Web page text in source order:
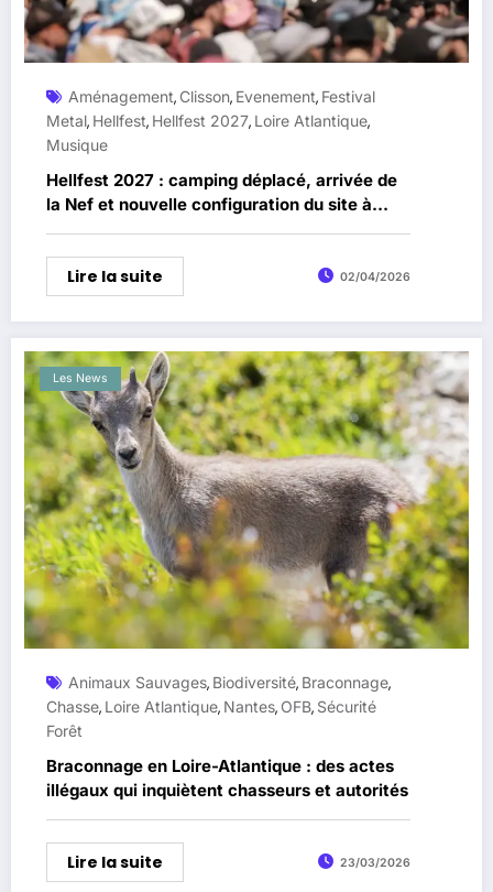
Aménagement, Clisson, Evenement, Festival
Metal, Hellfest, Hellfest 2027, Loire Atlantique,
Musique
Hellfest 2027 : camping déplacé, arrivée de
la Nef et nouvelle configuration du site à
Clisson
Lire la suite 02/04/2026
Les News
Animaux Sauvages, Biodiversité, Braconnage,
Chasse, Loire Atlantique, Nantes, OFB, Sécurité
Forêt
Braconnage en Loire-Atlantique : des actes
illégaux qui inquiètent chasseurs et autorités
Lire la suite 23/03/2026